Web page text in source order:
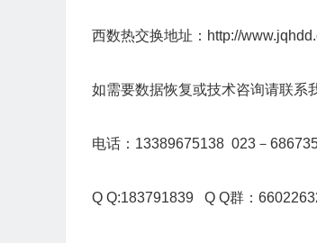
西数热交换地址： http://
如需要数据恢复或技术咨询请联系
电话：13389675138 023－
Q Q:183791839 Q Q群：